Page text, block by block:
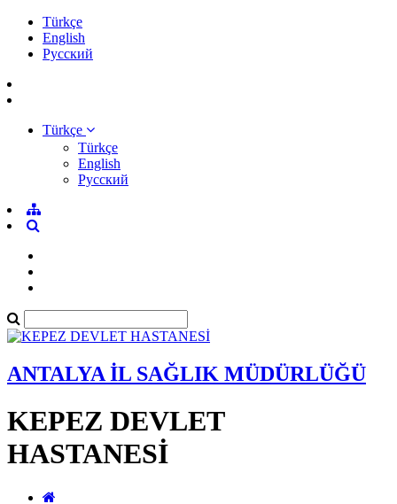
Türkçe
English
Pусский
Türkçe
Türkçe
English
Pусский
ANTALYA İL SAĞLIK MÜDÜRLÜĞÜ
KEPEZ DEVLET
HASTANESİ